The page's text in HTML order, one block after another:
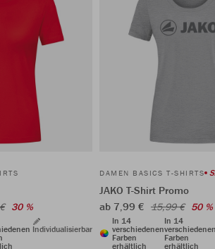
30 %
Individualisierbar
DAMEN BASICS T-SHIRTS
JAKO T-Shirt Promo
ab 7,99 € 15,99 € 50 %
In 14
verschiedenen
Farben
erhältlich
In 14
Farben
erhältlich